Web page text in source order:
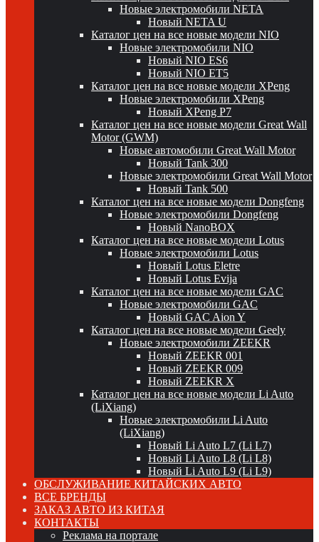
Новые электромобили NETA
Новый NETA U
Каталог цен на все новые модели NIO
Новые электромобили NIO
Новый NIO ES6
Новый NIO ET5
Каталог цен на все новые модели XPeng
Новые электромобили XPeng
Новый XPeng P7
Каталог цен на все новые модели Great Wall
Motor (GWM)
Новые автомобили Great Wall Motor
Новый Tank 300
Новые электромобили Great Wall Motor
Новый Tank 500
Каталог цен на все новые модели Dongfeng
Новые электромобили Dongfeng
Новый NanoBOX
Каталог цен на все новые модели Lotus
Новые электромобили Lotus
Новый Lotus Eletre
Новый Lotus Evija
Каталог цен на все новые модели GAC
Новые электромобили GAC
Новый GAC Aion Y
Каталог цен на все новые модели Geely
Новые электромобили ZEEKR
Новый ZEEKR 001
Новый ZEEKR 009
Новый ZEEKR X
Каталог цен на все новые модели Li Auto
(LiXiang)
Новые электромобили Li Auto
(LiXiang)
Новый Li Auto L7 (Li L7)
Новый Li Auto L8 (Li L8)
Новый Li Auto L9 (Li L9)
ОБСЛУЖИВАНИЕ КИТАЙСКИХ АВТО
ВСЕ БРЕНДЫ
ЗАКАЗ АВТО ИЗ КИТАЯ
КОНТАКТЫ
Реклама на портале